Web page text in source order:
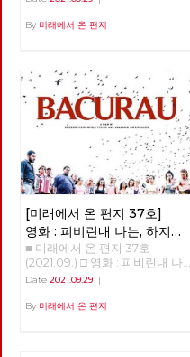
있다는 것을 알게 되었다. 여태
한국 국민총생산의 세 배 정도
되는 돈. 한국도 재난지원금 등
을 분배하지만, 한국의 재난지원
금은 산업화된 나라 치고는 별로
크지 않다. 한국 재정 관료들이
유럽이나 미국에 비해 더 철저하
게 신자유주의적인 에토스를 내
면화한 것이 아닌가 싶다. 유럽
에서 가장 타격이 큰, 이탈리아
총생산의 49%에 달한다. 한국
의 추경예산이 사상 최대라고 하
지만 이 정도에 못 미친다. 한국
은 오히려 더 신자유주의 도그마
에 더 얽매이는 것이다. 유럽이
나 미국은 차라리 국가 채무를
키워가는데 대한민국에서는 코
이유로 항공 산업도 포함되었습
니다. 그러나 이러한 지원을 받
은 항공 산업에서 4,000명이 넘
회피의 어떠한 노력도 없었습니
다. 300여명의 노동자들에게 희
망 퇴직 신청과 무기한 무급 휴
직 시행을 강요했습니다. 그리고
희망 퇴직과 무급 휴직에 동의하
지 않은 민주노조 조합원을 정리
해고 했습니다. 2020년 지노위,
중노위에서 부당 해고 판정이 났
습니다. 지난 8월 20일 서울 행
정법원 심판에서 부당 해고 판정
이 내려졌습니다. 그럼에도 사측
은 법률회사 김앤장과 1억 원 이
상 변호비를 지출하며 대법원 소
송까지 계약을 맺었다고 합니다.
현시점에서 복직 판결 이행 비용
로 3억 원 가량 부담했다고 합니
By 미래에서 온 편지
[미래에서 온 편지 37호]
영화 : 피비린내 나는, 하지만
통쾌하지는 않은 남미 서부극
■ 미래에서 온 편지 37호
(2021.09.) □ 영화 : 피비린내 나
는, 하지만 통쾌하지는 않은 남
만 통쾌하지는 않은 남미 서부극
Date 2021.09.29 |
By 미래에서 온 편지